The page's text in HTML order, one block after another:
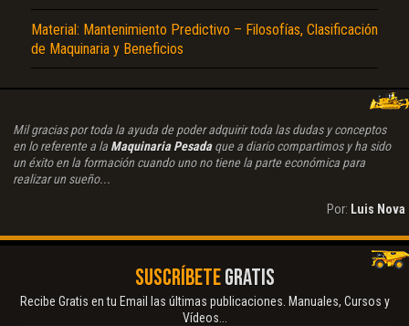
Material: Mantenimiento Predictivo – Filosofías, Clasificación
de Maquinaria y Beneficios
Mil gracias por toda la ayuda de poder adquirir toda las dudas y conceptos
en lo referente a la Maquinaria Pesadaque a diario compartimos y ha sido
un éxito en la formación cuando uno no tiene la parte económica para
realizar un sueño...
Por: Luis Nova
SUSCRÍBETEGRATIS
Recibe Gratis en tu Email las últimas publicaciones. Manuales, Cursos y
Vídeos...